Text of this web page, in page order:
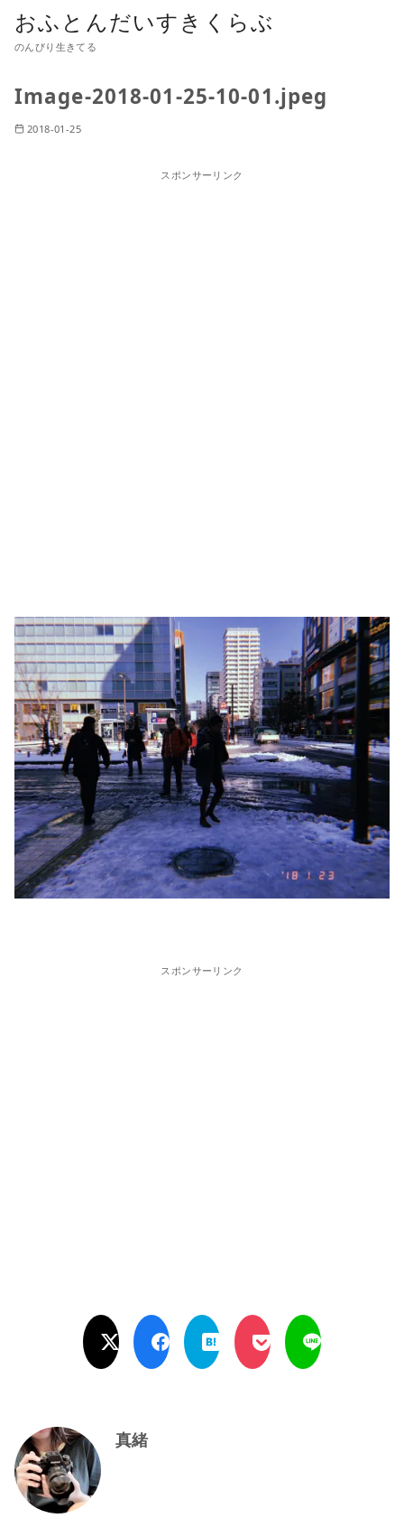
おふとんだいすきくらぶ
のんびり生きてる
Image-2018-01-25-10-01.jpeg
2018-01-25
スポンサーリンク
スポンサーリンク
真緒